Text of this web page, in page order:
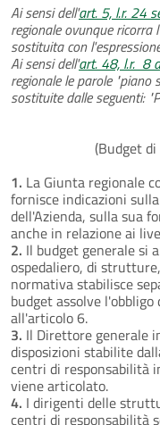
Ai sensi dell'art. 5, l.r. 24
regionale ovunque ricorra
sostituita con
Ai sensi dell'art. 48, l.r. 8
regionale le parole "piano
sostituite dalle seguenti:
(Budget
1. La Giunta regionale
fornisce indicazioni
dell'Azienda, sulla sua
anche in relazione ai
2. Il budget generale si
ospedaliero, di
normativa stabilisce
budget assolve
all'articolo 6.
3. Il Direttore generale
disposizioni stabilite
centri di responsabilità
viene articolato.
4. I dirigenti delle
centri di responsabilità